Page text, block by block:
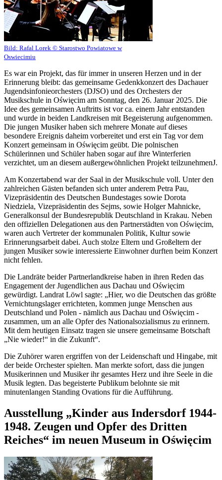
Bild: Rafal Lorek © Starostwo Powiatowe w
Oswiecimiu
Es war ein Projekt, das für immer in unseren Herzen und in der
Erinnerung bleibt: das gemeinsame Gedenkkonzert des Dachauer
Jugendsinfonieorchesters (DJSO) und des Orchesters der
Musikschule in Oświęcim am Sonntag, den 26. Januar 2025. Die
Idee des gemeinsamen Auftritts ist vor ca. einem Jahr entstanden
und wurde in beiden Landkreisen mit Begeisterung aufgenommen.
Die jungen Musiker haben sich mehrere Monate auf dieses
besondere Ereignis daheim vorbereitet und erst ein Tag vor dem
Konzert gemeinsam in Oświęcim geübt. Die polnischen
Schülerinnen und Schüler haben sogar auf ihre Winterferien
verzichtet, um an diesem außergewöhnlichen Projekt teilzunehmenJ.
Am Konzertabend war der Saal in der Musikschule voll. Unter den
zahlreichen Gästen befanden sich unter anderem Petra Pau,
Vizepräsidentin des Deutschen Bundestages sowie Dorota
Niedziela, Vizepräsidentin des Sejms, sowie Holger Mahnicke,
Generalkonsul der Bundesrepublik Deutschland in Krakau. Neben
den offiziellen Delegationen aus den Partnerstädten von Oświęcim,
waren auch Vertreter der kommunalen Politik, Kultur sowie
Erinnerungsarbeit dabei. Auch stolze Eltern und Großeltern der
jungen Musiker sowie interessierte Einwohner durften beim Konzert
nicht fehlen.
Die Landräte beider Partnerlandkreise haben in ihren Reden das
Engagement der Jugendlichen aus Dachau und Oświęcim
gewürdigt. Landrat Löwl sagte: „Hier, wo die Deutschen das größte
Vernichtungslager errichteten, kommen junge Menschen aus
Deutschland und Polen - nämlich aus Dachau und Oświęcim -
zusammen, um an alle Opfer des Nationalsozialismus zu erinnern.
Mit dem heutigen Einsatz tragen sie unsere gemeinsame Botschaft
„Nie wieder!“ in die Zukunft“.
Die Zuhörer waren ergriffen von der Leidenschaft und Hingabe, mit
der beide Orchester spielten. Man merkte sofort, dass die jungen
Musikerinnen und Musiker ihr gesamtes Herz und ihre Seele in die
Musik legten. Das begeisterte Publikum belohnte sie mit
minutenlangen Standing Ovations für die Aufführung.
Ausstellung „Kinder aus Indersdorf 1944-
1948. Zeugen und Opfer des Dritten
Reiches“ im neuen Museum in Oświęcim